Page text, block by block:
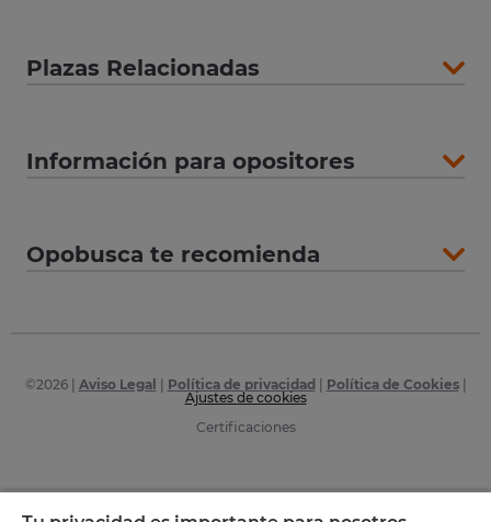
Plazas Relacionadas
Información para opositores
Opobusca te recomienda
©2026| Aviso Legal Política de privacidad Política de Cookies|
Ajustes de cookies
Certificaciones